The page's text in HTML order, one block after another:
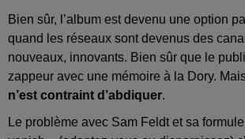
Bien sûr, l’album est devenu une option
quand les réseaux sont devenus des
nouveaux, innovants. Bien sûr que le
zappeur avec une mémoire à la Dory.
n’est contraint d’abdiquer.
Le problème avec Sam Feldt et sa